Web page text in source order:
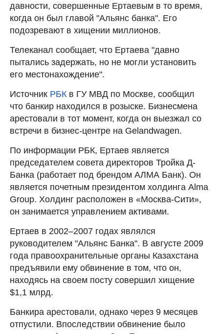
давности, совершенные Ертаевым в то время,
когда он был главой "Альянс банка". Его
подозревают в хищении миллионов.
Телеканал сообщает, что Ертаева "давно
пытались задержать, но не могли установить
его местонахождение".
Источник РБК в ГУ МВД по Москве, сообщил
что банкир находился в розыске. Бизнесмена
арестовали в тот момент, когда он выезжал со
встречи в бизнес-центре на Gelandwagen.
По информации РБК, Ертаев является
председателем совета директоров Тройка Д-
Банка (работает под брендом АЛМА Банк). Он
является почетным президентом холдинга Alma
Group. Холдинг расположен в «Москва-Сити»,
он занимается управлением активами.
Ертаев в 2002–2007 годах являлся
руководителем "Альянс Банка". В августе 2009
года правоохранительные органы Казахстана
предъявили ему обвинение в том, что он,
находясь на своем посту совершил хищение
$1,1 млрд.
Банкира арестовали, однако через 9 месяцев
отпустили. Впоследствии обвинение было